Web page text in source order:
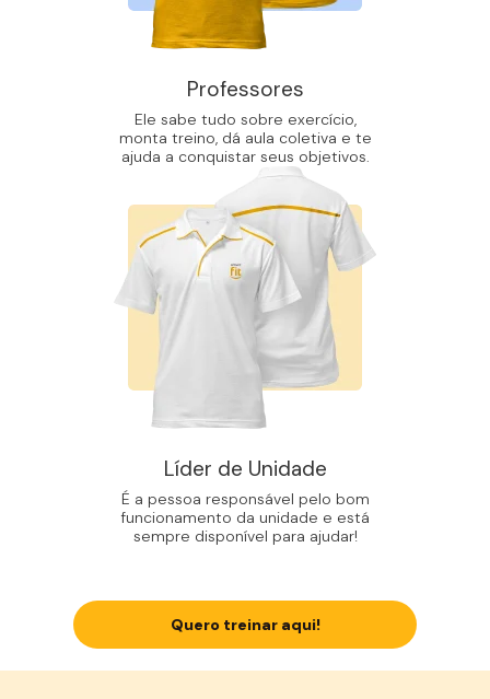
Professores
Ele sabe tudo sobre exercício,
monta treino, dá aula coletiva e te
ajuda a conquistar seus objetivos.
Líder de Unidade
É a pessoa responsável pelo bom
funcionamento da unidade e está
sempre disponível para ajudar!
Quero treinar aqui!